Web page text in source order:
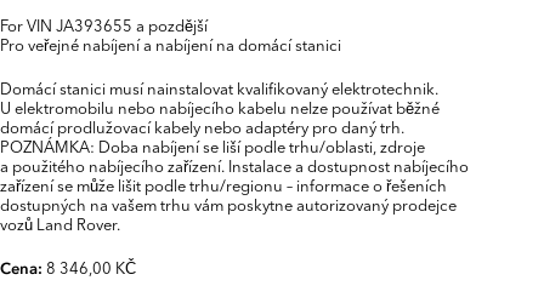
For VIN JA393655 a pozdější
Pro veřejné nabíjení a nabíjení na domácí stanici
Domácí stanici musí nainstalovat kvalifikovaný elektrotechnik.
U elektromobilu nebo nabíjecího kabelu nelze používat běžné
domácí prodlužovací kabely nebo adaptéry pro daný trh.
POZNÁMKA: Doba nabíjení se liší podle trhu/oblasti, zdroje
a použitého nabíjecího zařízení. Instalace a dostupnost nabíjecího
zařízení se může lišit podle trhu/regionu – informace o řešeních
dostupných na vašem trhu vám poskytne autorizovaný prodejce
vozů Land Rover.
Cena: 8 346,00 KČ